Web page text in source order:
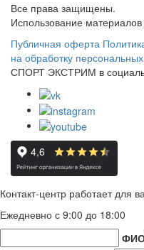
Все права защищены.
Использование
Публичная оферта
на обработку
СПОРТ ЭКСТРИМ в
Контакт-центр работает для
Ежедневно с 9:00 до 18:00